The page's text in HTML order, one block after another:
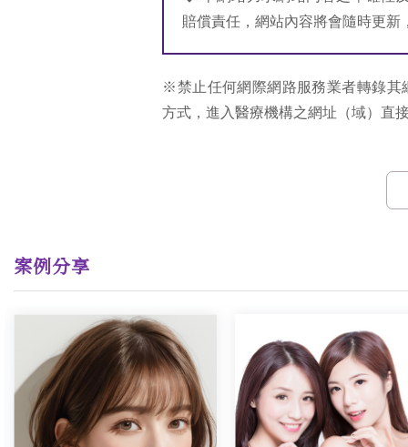
賠償責任，網站內容將會隨時更新
※禁止任何網際網路服務業者轉錄其
方式，進入醫療機構之網址（域）直
案例分享